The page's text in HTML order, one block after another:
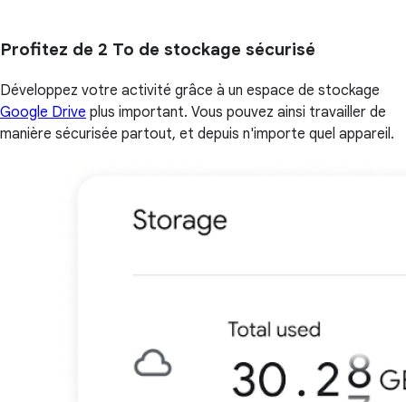
Profitez de 2 To de stockage sécurisé
Développez votre activité grâce à un espace de stockage
Google Drive plus important. Vous pouvez ainsi travailler de
manière sécurisée partout, et depuis n'importe quel appareil.